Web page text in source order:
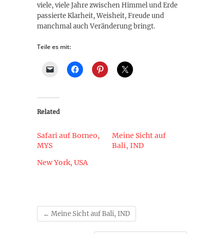
viele, viele Jahre zwischen Himmel und Erde
passierte Klarheit, Weisheit, Freude und
manchmal auch Veränderung bringt.
Teile es mit:
Related
Safari auf Borneo,
MYS
Meine Sicht auf
Bali, IND
New York, USA
← Meine Sicht auf Bali, IND